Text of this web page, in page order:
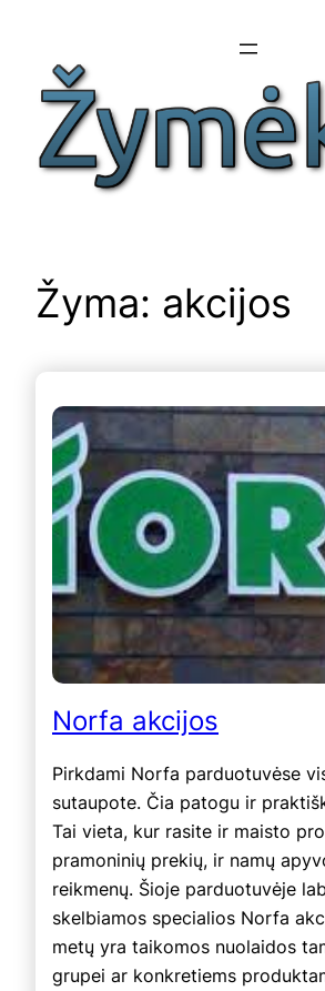
turinio
Žyma: akcijos
Norfa akcijos
Pirkdami Norfa parduotuvėse
sutaupote. Čia patogu ir
Tai vieta, kur rasite ir maisto
pramoninių prekių, ir namų
reikmenų. Šioje parduotuvėje
skelbiamos specialios Norfa
metų yra taikomos nuolaidos
grupei ar konkretiems